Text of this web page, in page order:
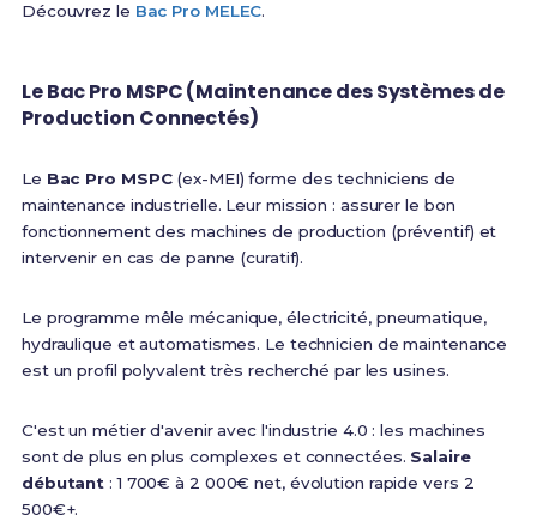
Découvrez le Bac Pro MELEC.
Le Bac Pro MSPC (Maintenance des Systèmes de
Production Connectés)
Le Bac Pro MSPC(ex-MEI) forme des techniciens de
maintenance industrielle. Leur mission : assurer le bon
fonctionnement des machines de production (préventif) et
intervenir en cas de panne (curatif).
Le programme mêle mécanique, électricité, pneumatique,
hydraulique et automatismes. Le technicien de maintenance
est un profil polyvalent très recherché par les usines.
C'est un métier d'avenir avec l'industrie 4.0 : les machines
sont de plus en plus complexes et connectées. Salaire
débutant : 1 700€ à 2 000€ net, évolution rapide vers 2
500€+.